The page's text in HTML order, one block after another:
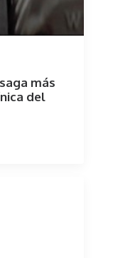
más
del